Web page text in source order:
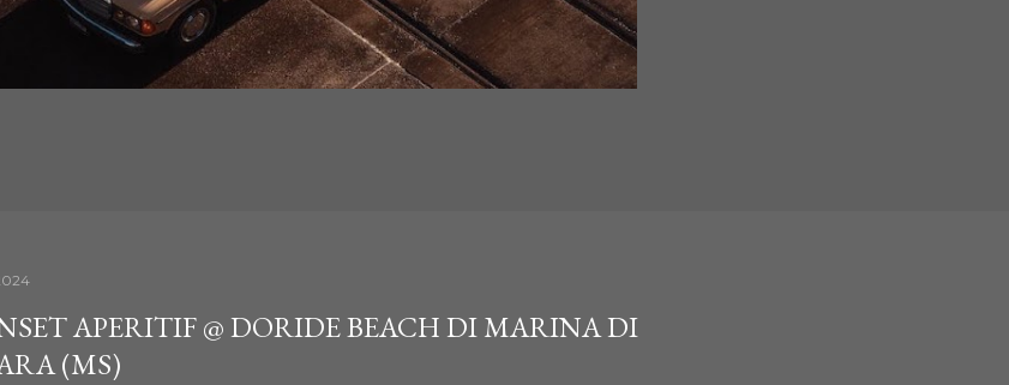
APERITIF @ DORIDE BEACH DI MARINA DI
(MS)